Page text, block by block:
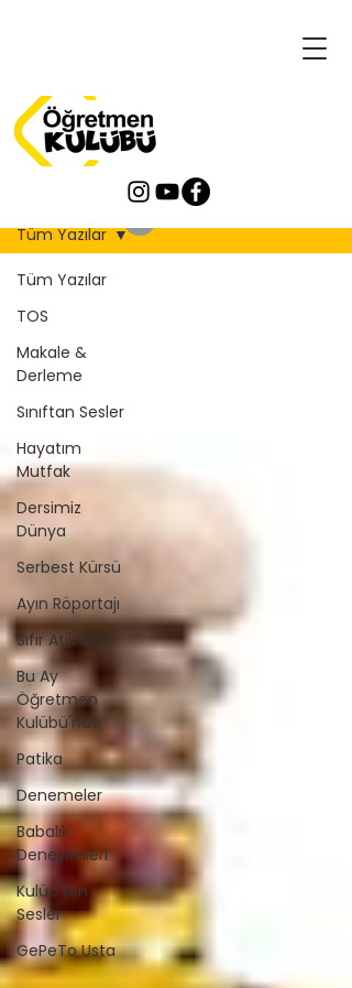
Tüm Yazılar
TOS
Makale &
Derleme
Sınıftan Sesler
Hayatım
Mutfak
Dersimiz
Dünya
Serbest Kürsü
Ayın Röportajı
Sıfır Atık Sınıf
Bu Ay
Öğretmen
Kulübü'nde
Patika
Denemeler
Babalık
Deneyimleri
Kulüp'ten
Sesler
GePeTo Usta
Tüm Yazılar